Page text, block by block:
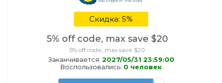
Скидка: 5%
5% off code, max save $20
5% off code, max save $20
Заканчивается: 2027/05/31 23:59:00
Воспользовались: 0 человек